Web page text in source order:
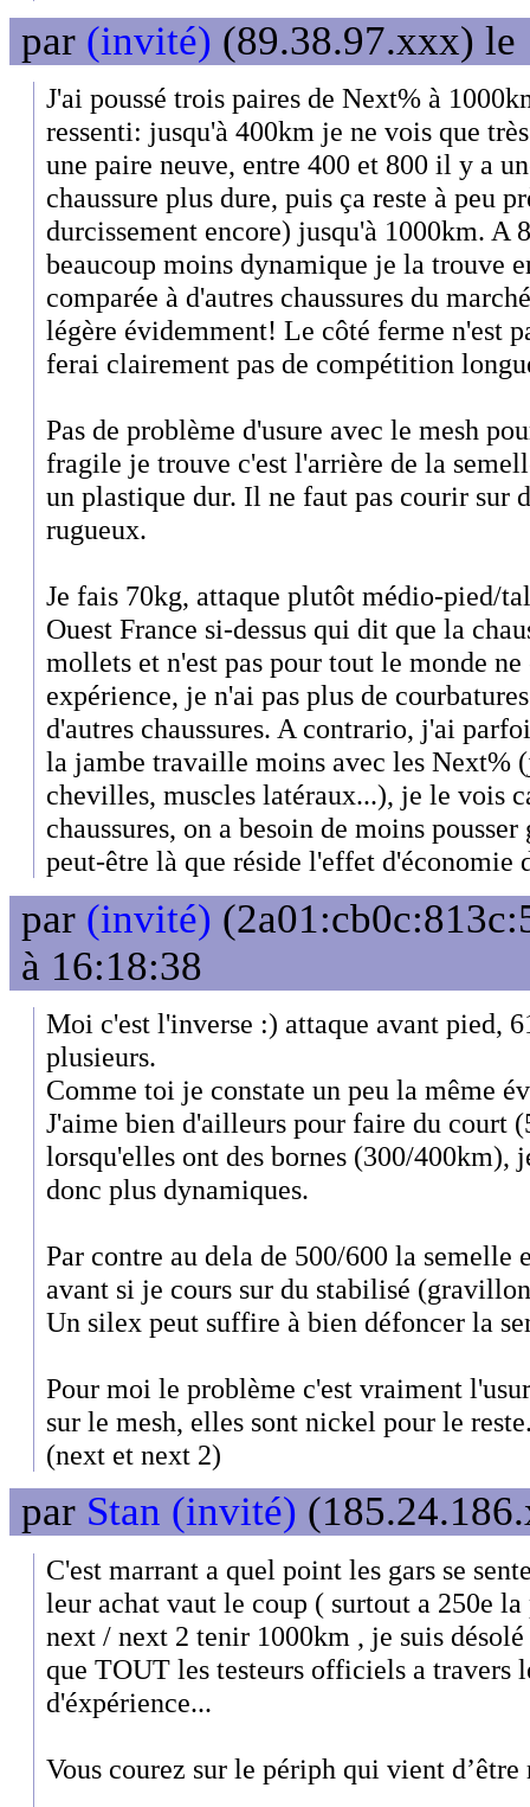
par (invité) (89.38.97.xxx) le
J'ai poussé trois paires de Next% à
ressenti: jusqu'à 400km je ne vois que
une paire neuve, entre 400 et 800 il y a
chaussure plus dure, puis ça reste à peu
durcissement encore) jusqu'à 1000km. A
beaucoup moins dynamique je la trouve
comparée à d'autres chaussures du
légère évidemment! Le côté ferme n'est
ferai clairement pas de compétition
Pas de problème d'usure avec le mesh
fragile je trouve c'est l'arrière de la
un plastique dur. Il ne faut pas courir sur
rugueux.
Je fais 70kg, attaque plutôt médio-pied/
Ouest France si-dessus qui dit que la
mollets et n'est pas pour tout le monde ne
expérience, je n'ai pas plus de
d'autres chaussures. A contrario, j'ai
la jambe travaille moins avec les Next%
chevilles, muscles latéraux...), je le vois
chaussures, on a besoin de moins
peut-être là que réside l'effet d'économie
par (invité)
à 16:18:38
Moi c'est l'inverse :) attaque avant pied,
plusieurs.
Comme toi je constate un peu la même
J'aime bien d'ailleurs pour faire du court
lorsqu'elles ont des bornes (300/400km),
donc plus dynamiques.
Par contre au dela de 500/600 la semelle
avant si je cours sur du stabilisé
Un silex peut suffire à bien défoncer la
Pour moi le problème c'est vraiment
sur le mesh, elles sont nickel pour le
(next et next 2)
par Stan (invité)
C'est marrant a quel point les gars se
leur achat vaut le coup ( surtout a 250e
next / next 2 tenir 1000km , je suis
que TOUT les testeurs officiels a travers
d'éxpérience...
Vous courez sur le périph qui vient